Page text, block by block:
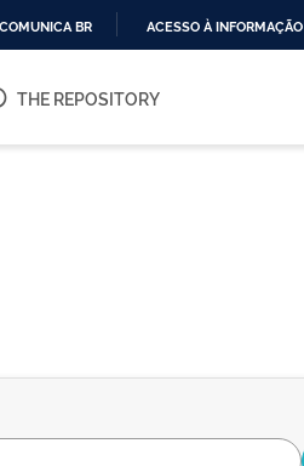
O
COMUNICA BR ACESSO À INFORMAÇÃO
THE REPOSITORY